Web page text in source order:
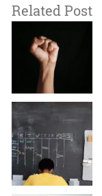
Related Post